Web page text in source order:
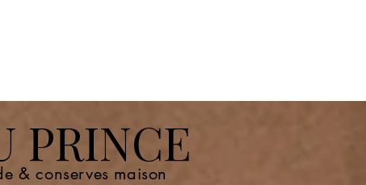
PRINCE
& conserves maison